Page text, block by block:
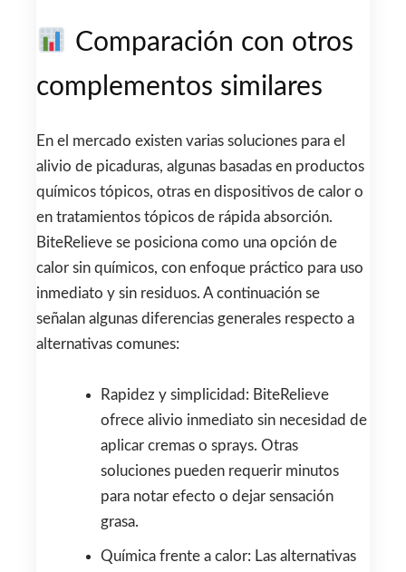
Comparación con otros
complementos similares
En el mercado existen varias soluciones para el
alivio de picaduras, algunas basadas en productos
químicos tópicos, otras en dispositivos de calor o
en tratamientos tópicos de rápida absorción.
BiteRelieve se posiciona como una opción de
calor sin químicos, con enfoque práctico para uso
inmediato y sin residuos. A continuación se
señalan algunas diferencias generales respecto a
alternativas comunes:
Rapidez y simplicidad: BiteRelieve
ofrece alivio inmediato sin necesidad de
aplicar cremas o sprays. Otras
soluciones pueden requerir minutos
para notar efecto o dejar sensación
grasa.
Química frente a calor: Las alternativas